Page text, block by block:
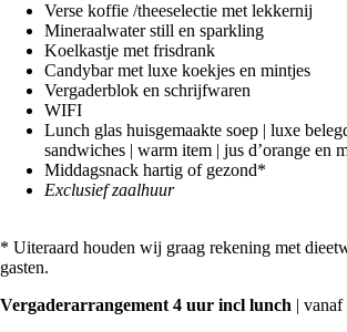
Verse koffie /theeselectie met lekkernij
Mineraalwater still en sparkling
Koelkastje met frisdrank
Candybar met luxe koekjes en mintjes
Vergaderblok en schrijfwaren
WIFI
Lunch glas huisgemaakte soep | luxe
sandwiches | warm item | jus d’orange en
Middagsnack hartig of gezond*‍
Exclusief zaalhuur
‍* Uiteraard houden wij graag rekening met
gasten.
‍Vergaderarrangement 4 uur incl lunch |